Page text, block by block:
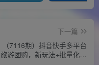
下一篇
（7116期）抖音快手多平台
旅游团购，新玩法+批量化操